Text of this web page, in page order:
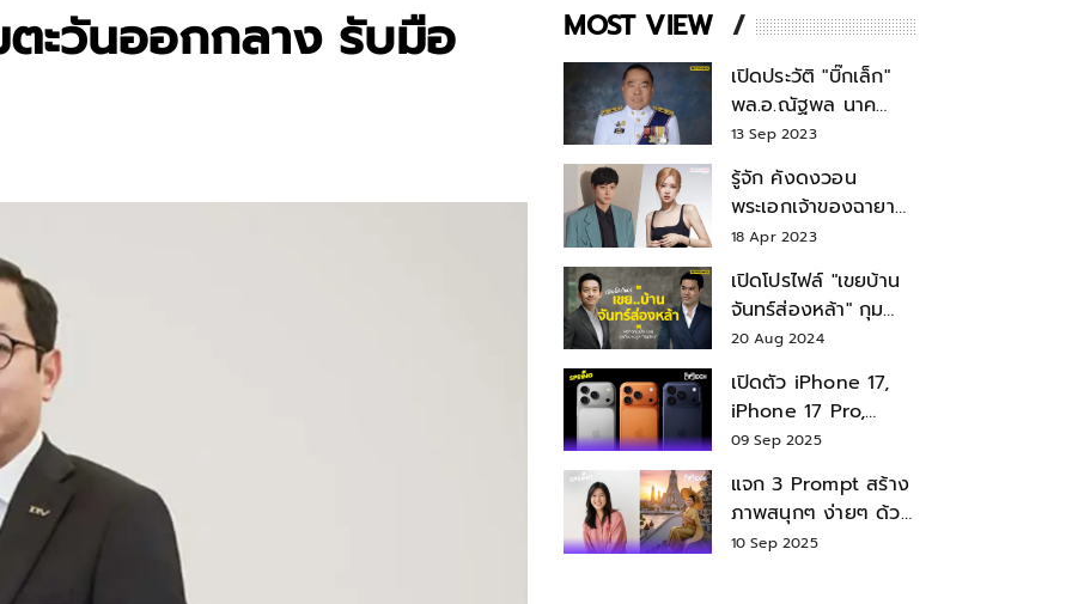
ะวันออกกลาง รับมือ MOST VIEW
เปิดประวัติ "บิ๊กเล็ก"
พล.อ.ณัฐพล นาค
พาณิชย์ จากเลขาฯ
สมช.-เลขาฯ
รมว.กลาโหม
13 Sep 2023
รู้จัก คังดงวอน
พระเอกเจ้าของฉายา
สมบัติแห่งชาติ หลังมี
18 Apr 2023
เปิดโปรไฟล์ "เขยบ้าน
จันทร์ส่องหล้า" กุม
บังเหียนธุรกิจตระกูล
"ชินวัตร"
20 Aug 2024
เปิดตัว iPhone 17,
iPhone 17 Pro,
iPhone 17 Air สเปค
09 Sep 2025
แจก 3 Prompt สร้าง
ภาพสนุกๆ ง่ายๆ ด้วย
Nano Banana ใน
10 Sep 2025